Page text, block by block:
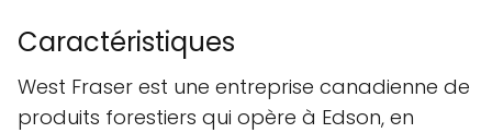
Caractéristiques
West Fraser est une entreprise canadienne de
produits forestiers qui opère à Edson, en